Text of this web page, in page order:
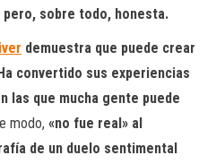
sobre todo, honesta.
demuestra que puede crear
convertido sus experiencias
las que mucha gente puede
modo, «no fue real» al
de un duelo sentimental